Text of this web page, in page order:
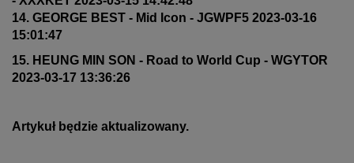
14. GEORGE BEST - Mid Icon - JGWPF5 2023-03-16
15:01:47
15. HEUNG MIN SON - Road to World Cup - WGYTOR
2023-03-17 13:36:26
Artykuł będzie aktualizowany.